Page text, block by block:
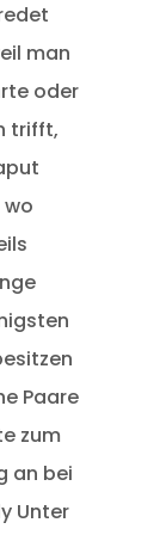
man
oder
trifft,
Paare
zum
an bei
Unter